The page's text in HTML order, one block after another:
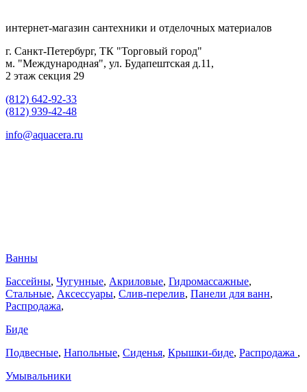
интернет-магазин сантехники и отделочных материалов
г. Санкт-Петербург, ТК "Торговый город"
м. "Международная", ул. Будапештская д.11,
2 этаж секция 29
(812) 642-92-33
(812) 939-42-48
info@aquacera.ru
Ванны
Бассейны, Чугунные, Акриловые, Гидромассажные,
Стальные, Аксессуары, Слив-перелив, Панели для ванн,
Распродажа,
Биде
Подвесные, Напольные, Сиденья, Крышки-биде, Распродажа ,
Умывальники